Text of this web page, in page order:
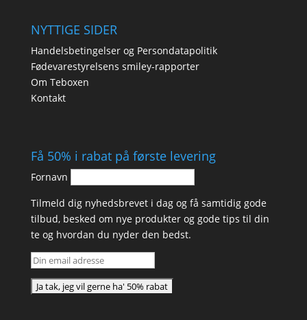
NYTTIGE SIDER
Handelsbetingelser og Persondatapolitik
Fødevarestyrelsens smiley-rapporter
Om Teboxen
Kontakt
Få 50% i rabat på første levering
Fornavn
Tilmeld dig nyhedsbrevet i dag og få samtidig gode
tilbud, besked om nye produkter og gode tips til din
te og hvordan du nyder den bedst.